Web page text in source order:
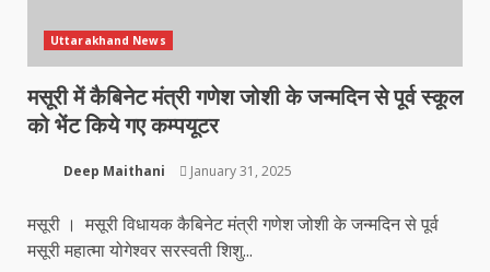
Uttarakhand News
मसूरी में कैबिनेट मंत्री गणेश जोशी के जन्मदिन से पूर्व स्कूल
को भेंट किये गए कम्पयूटर
Deep Maithani January 31, 2025
मसूरी । मसूरी विधायक कैबिनेट मंत्री गणेश जोशी के जन्मदिन से पूर्व
मसूरी महात्मा योगेश्वर सरस्वती शिशु...